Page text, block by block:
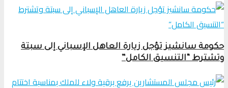
حكومة سانشيز تؤجل زيارة العاهل الإسباني إلى سبتة
وتشترط “التنسيق الكامل”